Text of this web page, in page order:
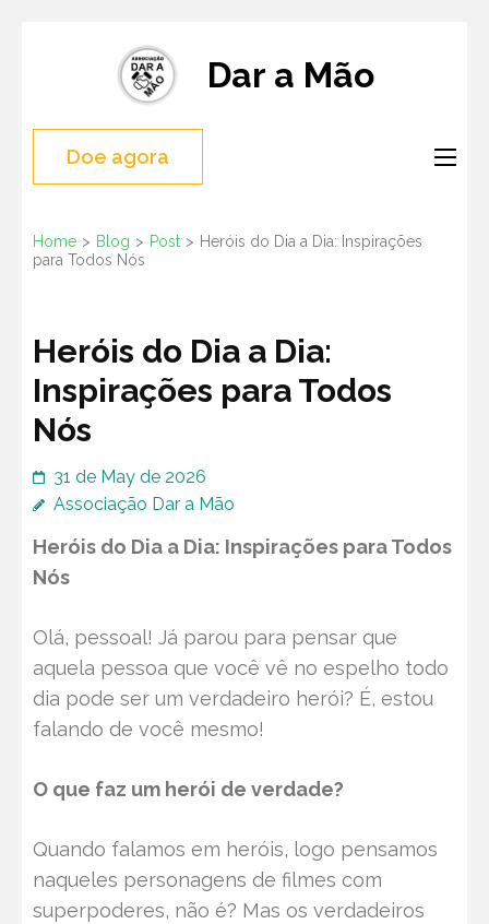
(Press
Enter)
Dar a Mão
Doe agora
Home > Blog > Post > Heróis do Dia a Dia: Inspirações
para Todos Nós
Heróis do Dia a Dia:
Inspirações para Todos
Nós
31 de May de 2026
Associação Dar a Mão
Heróis do Dia a Dia: Inspirações para Todos
Nós
Olá, pessoal! Já parou para pensar que
aquela pessoa que você vê no espelho todo
dia pode ser um verdadeiro herói? É, estou
falando de você mesmo!
O que faz um herói de verdade?
Quando falamos em heróis, logo pensamos
naqueles personagens de filmes com
superpoderes, não é? Mas os verdadeiros